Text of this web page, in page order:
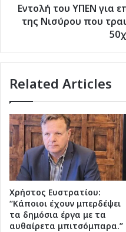
που
τραυματίστηκε
50χρονος
Εντολή του ΥΠΕΝ για
της Νισύρου που
Related Articles
Χρήστος Ευστρατίου:
“Κάποιοι έχουν μπερδέψει
τα δημόσια έργα με τα
αυθαίρετα μπιτσόμπαρα.”